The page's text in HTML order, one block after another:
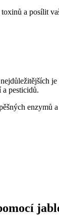
a posílit
pesticidů.